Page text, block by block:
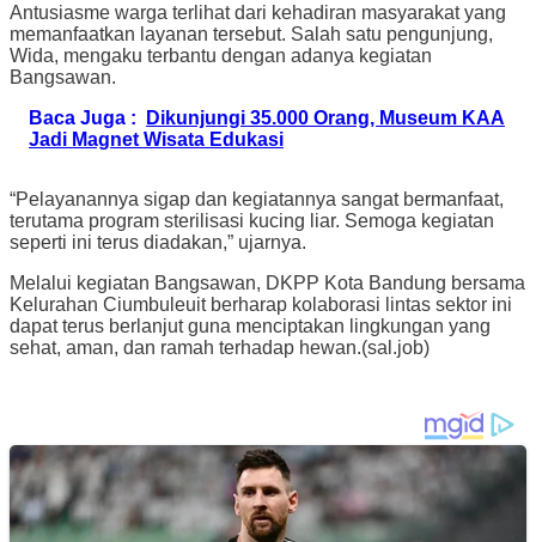
Antusiasme warga terlihat dari kehadiran masyarakat yang
memanfaatkan layanan tersebut. Salah satu pengunjung,
Wida, mengaku terbantu dengan adanya kegiatan
Bangsawan.
Baca Juga :
Dikunjungi 35.000 Orang, Museum KAA
Jadi Magnet Wisata Edukasi
“Pelayanannya sigap dan kegiatannya sangat bermanfaat,
terutama program sterilisasi kucing liar. Semoga kegiatan
seperti ini terus diadakan,” ujarnya.
Melalui kegiatan Bangsawan, DKPP Kota Bandung bersama
Kelurahan Ciumbuleuit berharap kolaborasi lintas sektor ini
dapat terus berlanjut guna menciptakan lingkungan yang
sehat, aman, dan ramah terhadap hewan.(sal.job)